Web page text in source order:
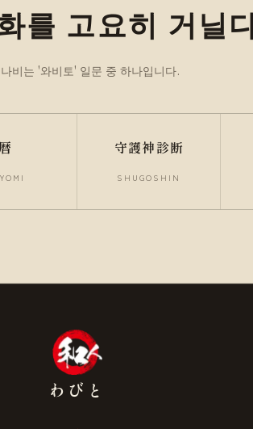
를 고요히 거닐
비는 '와비토' 일문 중 하나입니다.
暦 守護神診断
SHUGOSHIN
わびと